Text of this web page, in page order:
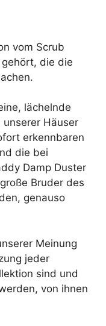
vom Scrub
die die
lächelnde
unserer Häuser
erkennbaren
die bei
Damp Duster
Bruder des
genauso
Meinung
jeder
sind und
von ihnen